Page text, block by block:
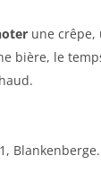
une crêpe,
bière, le
Blankenberge.